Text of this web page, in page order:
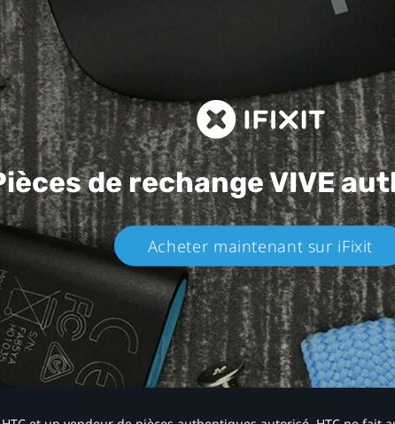
de rechangeVIVE
Acheter maintenant sur iFixit​